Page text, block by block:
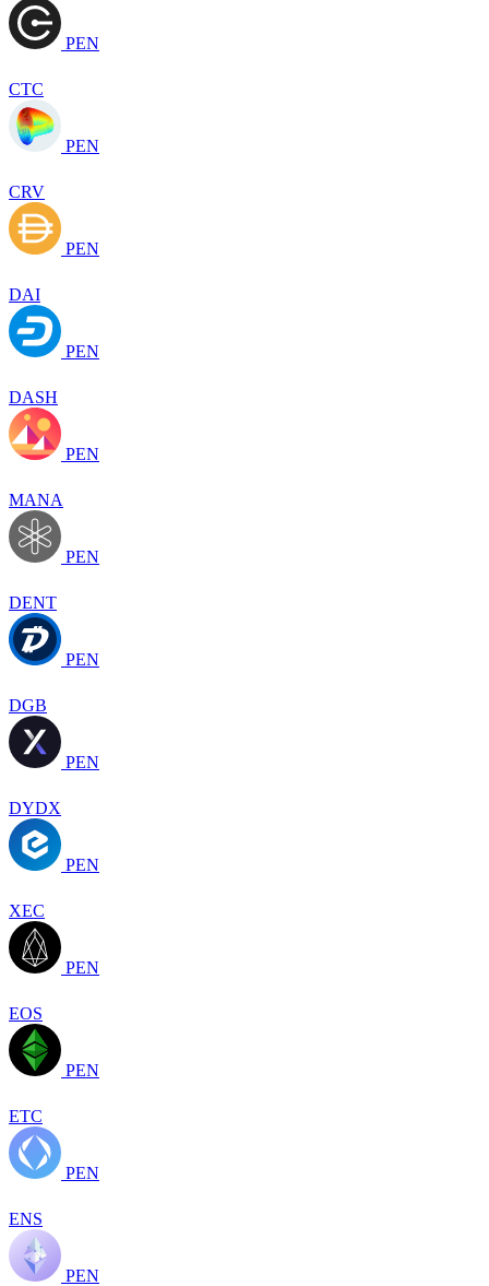
PEN
CTC
PEN
CRV
PEN
DAI
PEN
DASH
PEN
MANA
PEN
DENT
PEN
DGB
PEN
DYDX
PEN
XEC
PEN
EOS
PEN
ETC
PEN
ENS
PEN